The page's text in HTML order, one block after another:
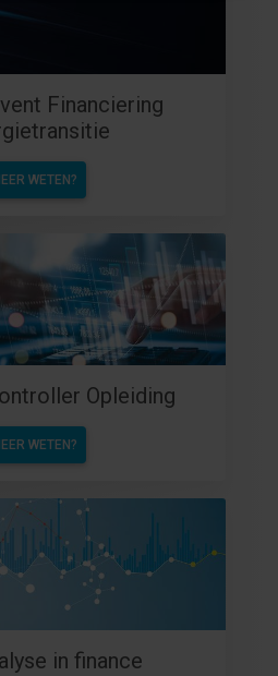
Financiering
WETEN?
Opleiding
WETEN?
in finance